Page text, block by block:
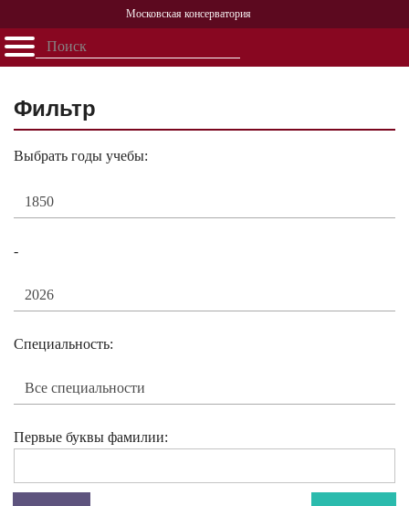
Московская консерватория
Открыть - закрыть
Фильтр
Выбрать годы учебы:
-
Специальность:
Первые буквы фамилии: